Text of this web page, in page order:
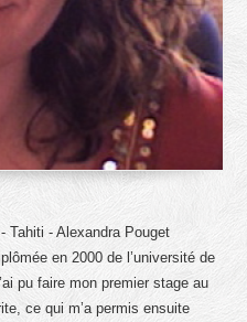
Tahiti - Alexandra Pouget
en 2000 de l’université de
pu faire mon premier stage au
ce qui m’a permis ensuite